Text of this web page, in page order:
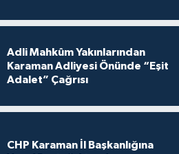
Adli Mahkûm Yakınlarından
Karaman Adliyesi Önünde “Eşit
Adalet” Çağrısı
CHP Karaman İl Başkanlığına